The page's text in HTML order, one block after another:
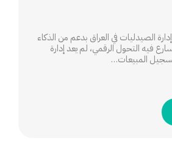
الصيدليات في العراق بدعم من الذكاء
فيه التحول الرقمي، لم يعد إدارة
المبيعات…